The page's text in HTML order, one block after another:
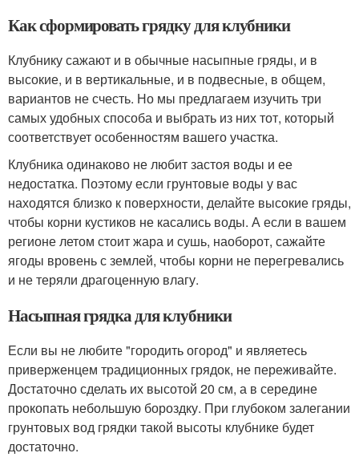
Как сформировать грядку для клубники
Клубнику сажают и в обычные насыпные гряды, и в
высокие, и в вертикальные, и в подвесные, в общем,
вариантов не счесть. Но мы предлагаем изучить три
самых удобных способа и выбрать из них тот, который
соответствует особенностям вашего участка.
Клубника одинаково не любит застоя воды и ее
недостатка. Поэтому если грунтовые воды у вас
находятся близко к поверхности, делайте высокие гряды,
чтобы корни кустиков не касались воды. А если в вашем
регионе летом стоит жара и сушь, наоборот, сажайте
ягоды вровень с землей, чтобы корни не перегревались
и не теряли драгоценную влагу.
Насыпная грядка для клубники
Если вы не любите "городить огород" и являетесь
приверженцем традиционных грядок, не переживайте.
Достаточно сделать их высотой 20 см, а в середине
прокопать небольшую бороздку. При глубоком залегании
грунтовых вод грядки такой высоты клубнике будет
достаточно.